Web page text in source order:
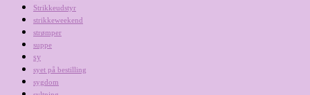
Strikkeudstyr
strikkeweekend
strømper
suppe
sy
syet på bestilling
sygdom